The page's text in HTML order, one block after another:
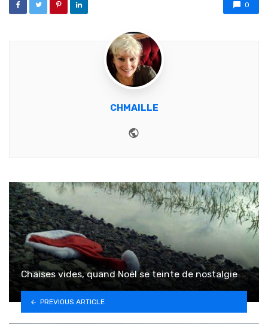
0
CHMAILLE
Chaises vides, quand Noël se teinte de nostalgie
PREVIOUS ARTICLE